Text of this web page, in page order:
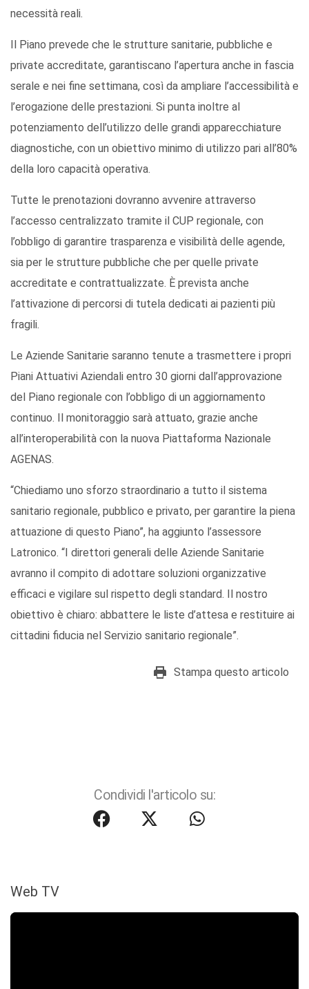
necessità reali.
Il Piano prevede che le strutture sanitarie, pubbliche e
private accreditate, garantiscano l’apertura anche in fascia
serale e nei fine settimana, così da ampliare l’accessibilità e
l’erogazione delle prestazioni. Si punta inoltre al
potenziamento dell’utilizzo delle grandi apparecchiature
diagnostiche, con un obiettivo minimo di utilizzo pari all’80%
della loro capacità operativa.
Tutte le prenotazioni dovranno avvenire attraverso
l’accesso centralizzato tramite il CUP regionale, con
l’obbligo di garantire trasparenza e visibilità delle agende,
sia per le strutture pubbliche che per quelle private
accreditate e contrattualizzate. È prevista anche
l’attivazione di percorsi di tutela dedicati ai pazienti più
fragili.
Le Aziende Sanitarie saranno tenute a trasmettere i propri
Piani Attuativi Aziendali entro 30 giorni dall’approvazione
del Piano regionale con l’obbligo di un aggiornamento
continuo. Il monitoraggio sarà attuato, grazie anche
all’interoperabilità con la nuova Piattaforma Nazionale
AGENAS.
“Chiediamo uno sforzo straordinario a tutto il sistema
sanitario regionale, pubblico e privato, per garantire la piena
attuazione di questo Piano”, ha aggiunto l’assessore
Latronico. “I direttori generali delle Aziende Sanitarie
avranno il compito di adottare soluzioni organizzative
efficaci e vigilare sul rispetto degli standard. Il nostro
obiettivo è chiaro: abbattere le liste d’attesa e restituire ai
cittadini fiducia nel Servizio sanitario regionale”.
Stampa questo articolo
Condividi l'articolo su:
Web TV